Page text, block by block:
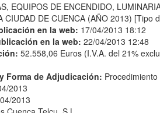
EQUIPOS DE ENCENDIDO,
CIUDAD DE CUENCA (AÑO 2013) [Tipo
en la web: 17/04/2013 18:12
en la web: 22/04/2013 12:48
52.558,06 Euros (I.V.A. del 21%
Forma de Adjudicación:
2013
2013